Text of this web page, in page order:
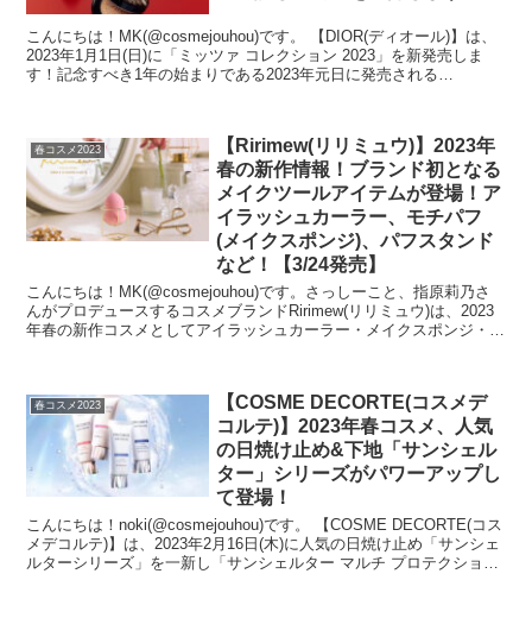
こんにちは！MK(@cosmejouhou)です。 【DIOR(ディオール)】は、
2023年1月1日(日)に「ミッツァ コレクション 2023」を新発売しま
す！記念すべき1年の始まりである2023年元日に発売される
春コスメ2023
【Ririmew(リリミュウ)】2023年
春の新作情報！ブランド初となる
メイクツールアイテムが登場！ア
イラッシュカーラー、モチパフ
(メイクスポンジ)、パフスタンド
など！【3/24発売】
こんにちは！MK(@cosmejouhou)です。さっしーこと、指原莉乃さ
んがプロデュースするコスメブランドRirimew(リリミュウ)は、2023
年春の新作コスメとしてアイラッシュカーラー・メイクスポンジ・メ
春コスメ2023
【COSME DECORTE(コスメデ
コルテ)】2023年春コスメ、人気
の日焼け止め&下地「サンシェル
ター」シリーズがパワーアップし
て登場！
こんにちは！noki(@cosmejouhou)です。 【COSME DECORTE(コス
メデコルテ)】は、2023年2月16日(木)に人気の日焼け止め「サンシェ
ルターシリーズ」を一新し「サンシェルター マルチ プロテクション